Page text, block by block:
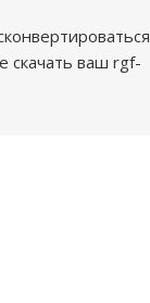
скачать ваш rgf-